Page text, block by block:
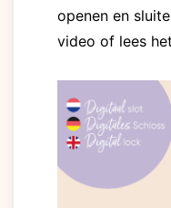
openen en
video of lees